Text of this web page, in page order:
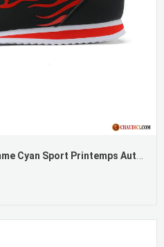
Chaussure De Jogging Homme Cyan Sport Printemps Authentique Homme Décontractée